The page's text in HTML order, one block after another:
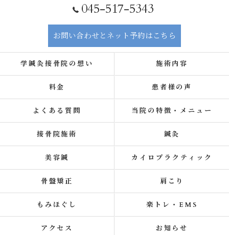
045-517-5343
お問い合わせとネット予約はこちら
学鍼灸接骨院の想い 施術内容
料金 患者様の声
よくある質問 当院の特徴・メニュー
接骨院施術 鍼灸
美容鍼 カイロプラクティック
骨盤矯正 肩こり
もみほぐし 楽トレ・EMS
アクセス お知らせ